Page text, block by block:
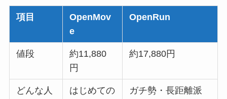
項目
OpenMov
e
OpenRun
値段
約11,880
円
約17,880円
どんな人
はじめての
ガチ勢・長距離派